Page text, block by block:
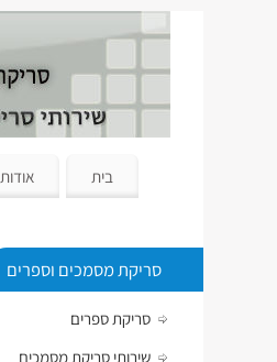
בית אודות
סריקת מסמכים וספרים
סריקת ספרים
שירותי סריקת מסמכים